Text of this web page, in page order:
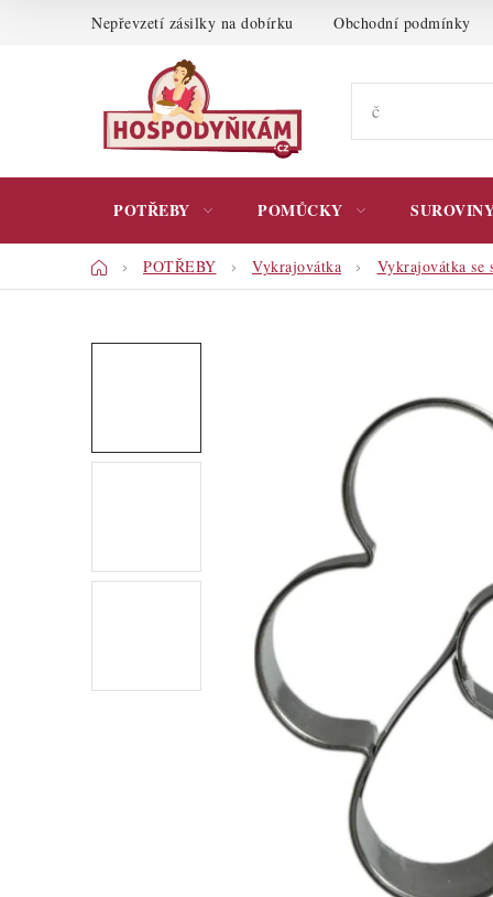
Nepřevzetí zásilky na dobírku Obchodní podmínky
POTŘEBY POMŮCKY
DomůPOTŘEBY Vykrajovátka Vykrajovátka se